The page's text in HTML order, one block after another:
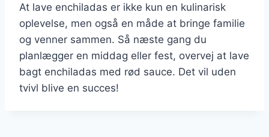
At lave enchiladas er ikke kun en kulinarisk
oplevelse, men også en måde at bringe familie
og venner sammen. Så næste gang du
planlægger en middag eller fest, overvej at lave
bagt enchiladas med rød sauce. Det vil uden
tvivl blive en succes!